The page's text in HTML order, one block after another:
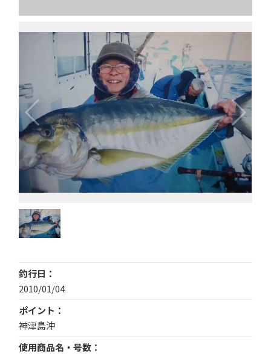
釣行日
2010/01/04
ポイント
神津島沖
使用商品名・号数